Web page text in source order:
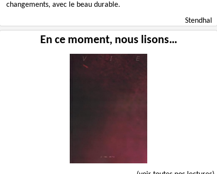
changements, avec le beau durable.
Stendhal
En ce moment, nous lisons…